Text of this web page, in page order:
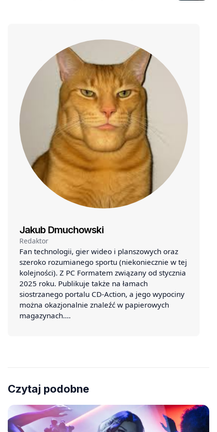
Jakub Dmuchowski
Redaktor
Fan technologii, gier wideo i planszowych oraz
szeroko rozumianego sportu (niekoniecznie w tej
kolejności). Z PC Formatem związany od stycznia
2025 roku. Publikuje także na łamach
siostrzanego portalu CD-Action, a jego wypociny
można okazjonalnie znaleźć w papierowych
magazynach.…
Czytaj podobne